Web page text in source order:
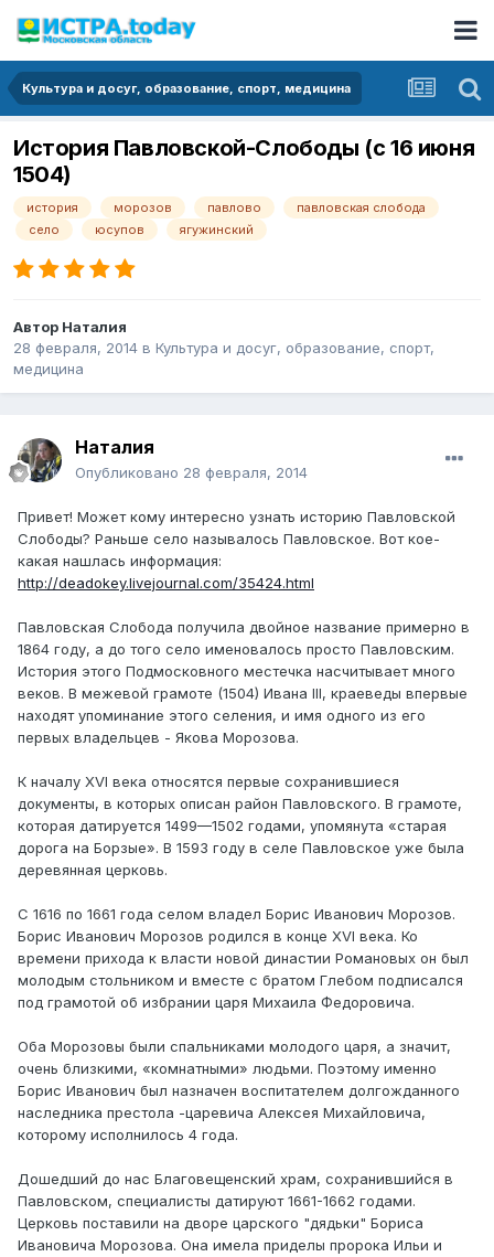
Культура и досуг, образование, спорт, медицина
История Павловской-Слободы (с 16 июня
1504)
история морозов павлово
павловская слобода
село
юсупов ягужинский
Автор Наталия
28 февраля, 2014 в Культура и досуг, образование, спорт,
медицина
Наталия
Опубликовано 28 февраля, 2014
Привет! Может кому интересно узнать историю Павловской
Слободы? Раньше село называлось Павловское. Вот кое-
какая нашлась информация:
http://deadokey.livejournal.com/35424.html
Павловская Слобода получила двойное название примерно в
1864 году, а до того село именовалось просто Павловским.
История этого Подмосковного местечка насчитывает много
веков. В межевой грамоте (1504) Ивана III, краеведы впервые
находят упоминание этого селения, и имя одного из его
первых владельцев - Якова Морозова.
К началу XVI века относятся первые сохранившиеся
документы, в которых описан район Павловского. В грамоте,
которая датируется 1499—1502 годами, упомянута «старая
дорога на Борзые». В 1593 году в селе Павловское уже была
деревянная церковь.
С 1616 по 1661 года селом владел Борис Иванович Морозов.
Борис Иванович Морозов родился в конце XVI века. Ко
времени прихода к власти новой династии Романовых он был
молодым стольником и вместе с братом Глебом подписался
под грамотой об избрании царя Михаила Федоровича.
Оба Морозовы были спальниками молодого царя, а значит,
очень близкими, «комнатными» людьми. Поэтому именно
Борис Иванович был назначен воспитателем долгожданного
наследника престола -царевича Алексея Михайловича,
которому исполнилось 4 года.
Дошедший до нас Благовещенский храм, сохранившийся в
Павловском, специалисты датируют 1661-1662 годами.
Церковь поставили на дворе царского "дядьки" Бориса
Ивановича Морозова. Она имела приделы пророка Ильи и